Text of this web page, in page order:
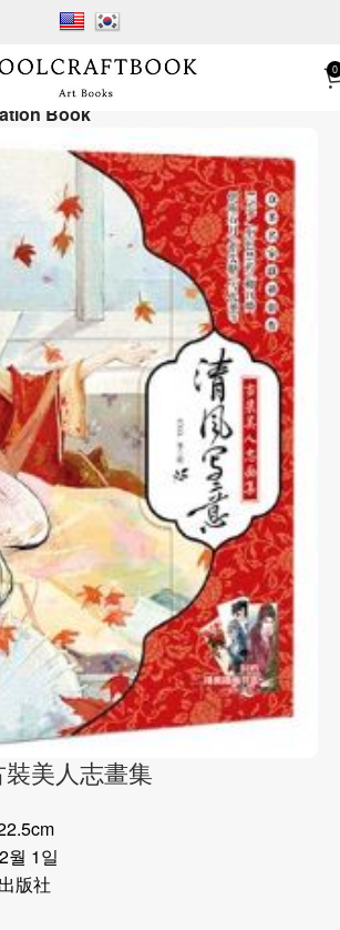
0
Book
美人志畫集
월 1일
版社